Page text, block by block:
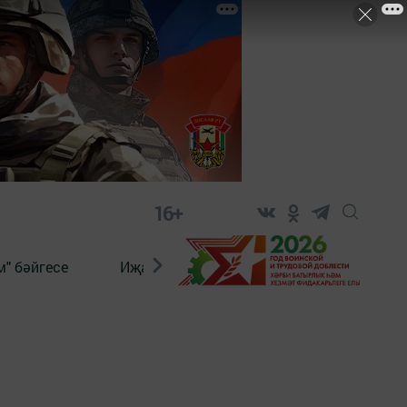
16+
бәйгесе Иҗат Реклама Онлайн